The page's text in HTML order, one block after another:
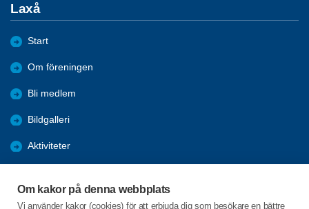
Om kakor på denna webbplats
Vi använder kakor (cookies) för att erbjuda dig som besökare en bättre
Laxå
Start
Om föreningen
Bli medlem
Bildgalleri
Aktiviteter
Förmåner